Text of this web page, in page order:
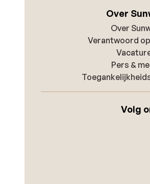
Over
Over
Verantwoord
Pers &
Volg